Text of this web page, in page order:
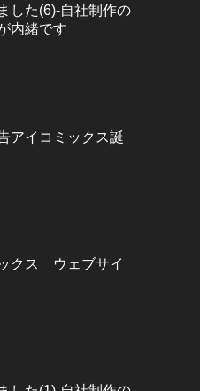
した(6)-自社制作の
内緒です
アイコミックス誕
クス ウェブサイ